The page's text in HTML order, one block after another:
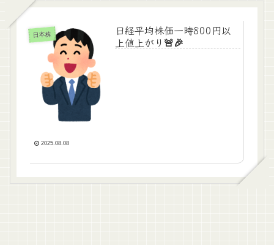
日本株
日経平均株価一時800円以
上値上がり🚨🎉
2025.08.08